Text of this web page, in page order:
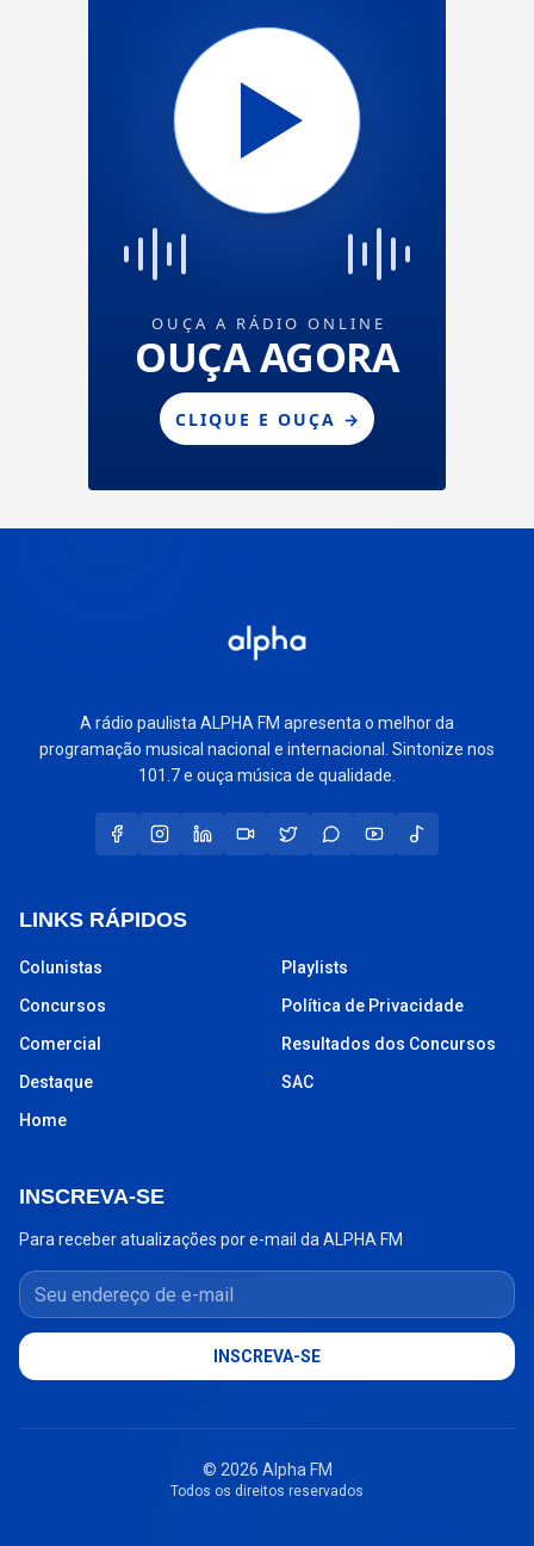
A rádio paulista ALPHA FM apresenta o melhor da
programação musical nacional e internacional. Sintonize nos
101.7 e ouça música de qualidade.
LINKS RÁPIDOS
Colunistas
Concursos
Comercial
Destaque
Home
Playlists
Política de Privacidade
Resultados dos Concursos
SAC
INSCREVA-SE
Para receber atualizações por e-mail da ALPHA FM
Seu endereço de e-mail
INSCREVA-SE
© 2026 Alpha FM
Todos os direitos reservados